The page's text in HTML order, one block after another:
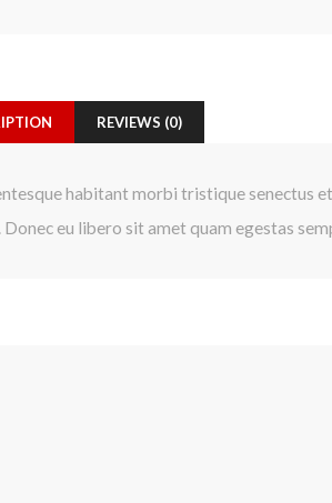
REVIEWS (0)
habitant morbi tristique senectus
Donec eu libero sit amet quam egestas